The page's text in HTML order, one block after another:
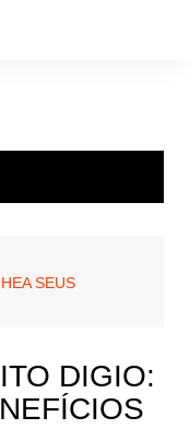
SEUS
DIGIO: